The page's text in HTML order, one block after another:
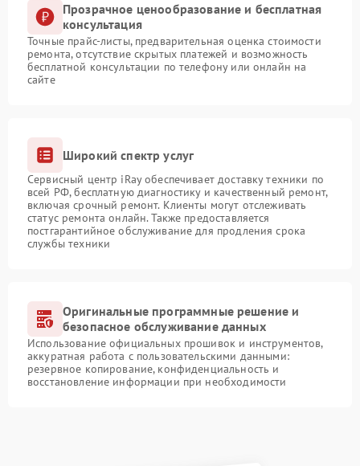
Прозрачное ценообразование и бесплатная
консультация
Точные прайс-листы, предварительная оценка стоимости
ремонта, отсутствие скрытых платежей и возможность
бесплатной консультации по телефону или онлайн на
сайте
Широкий спектр услуг
Сервисный центр iRay обеспечивает доставку техники по
всей РФ, бесплатную диагностику и качественный ремонт,
включая срочный ремонт. Клиенты могут отслеживать
статус ремонта онлайн. Также предоставляется
постгарантийное обслуживание для продления срока
службы техники
Оригинальные программные решение и
безопасное обслуживание данных
Использование официальных прошивок и инструментов,
аккуратная работа с пользовательскими данными:
резервное копирование, конфиденциальность и
восстановление информации при необходимости